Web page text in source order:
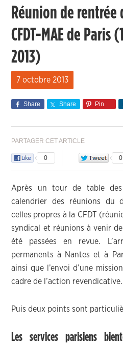
Réunion de rentrée
CFDT-MAE de Paris
2013)
7 octobre 2013
Share Share Pin
PARTAGER CET ARTICLE
0 0
Après un tour de table des
calendrier des réunions du
celles propres à la CFDT
syndical et réunions à venir
été passées en revue.
permanents à Nantes et à
ainsi que l’envoi d’une
cadre de l’action revendicative.
Puis deux points sont
Les services parisiens